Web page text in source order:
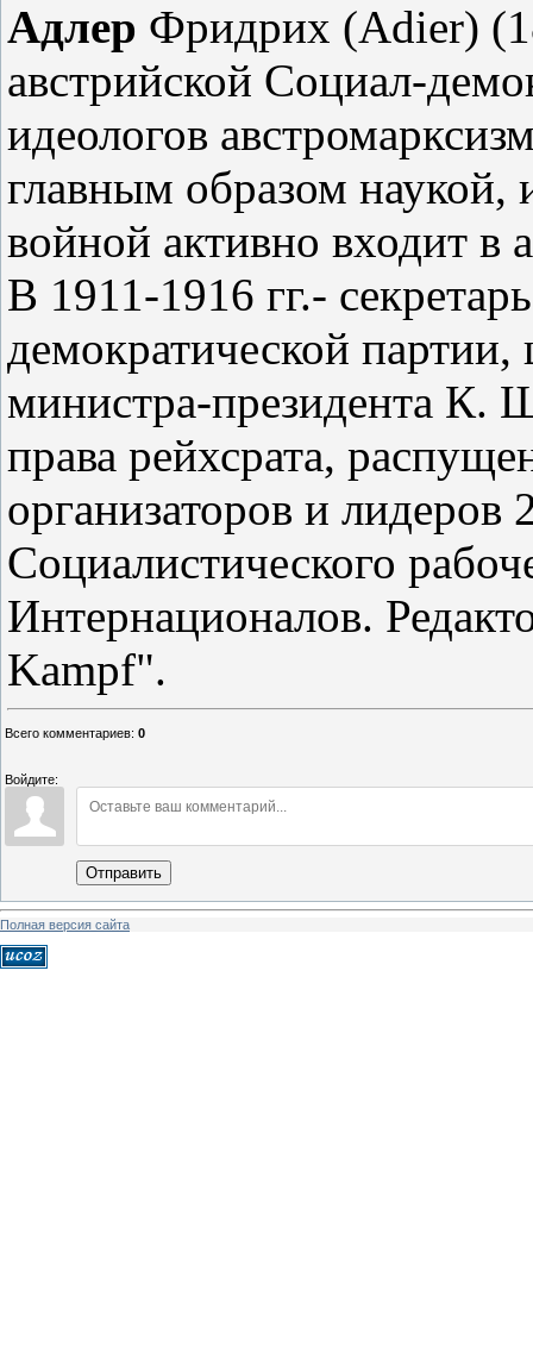
Адлер Фридрих (Adier)
австрийской Социал-
идеологов
главным образом наукой,
войной активно входит в
В 1911-1916 гг.-
демократической
министра-президента К.
права рейхсрата,
организаторов и
Социалистического
Интернационалов.
Kampf".
Всего комментариев: 0
Войдите:
Отправить
Полная версия сайта